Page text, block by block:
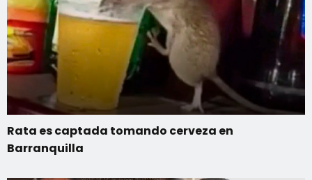
Rata es captada tomando cerveza en
Barranquilla